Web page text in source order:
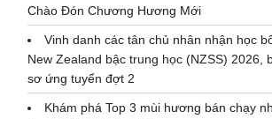
Chào Đón Chương Hương Mới
Vinh danh các tân chủ nhân nhận học
New Zealand bậc trung học (NZSS) 2026,
sơ ứng tuyển đợt 2
Khám phá Top 3 mùi hương bán chạy